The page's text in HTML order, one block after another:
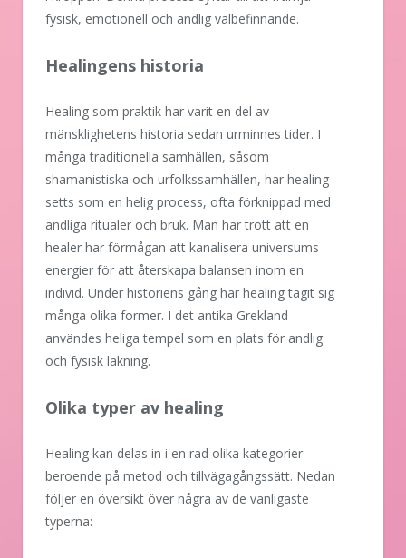
fysisk, emotionell och andlig välbefinnande.
Healingens historia
Healing som praktik har varit en del av
mänsklighetens historia sedan urminnes tider. I
många traditionella samhällen, såsom
shamanistiska och urfolkssamhällen, har healing
setts som en helig process, ofta förknippad med
andliga ritualer och bruk. Man har trott att en
healer har förmågan att kanalisera universums
energier för att återskapa balansen inom en
individ. Under historiens gång har healing tagit sig
många olika former. I det antika Grekland
användes heliga tempel som en plats för andlig
och fysisk läkning.
Olika typer av healing
Healing kan delas in i en rad olika kategorier
beroende på metod och tillvägagångssätt. Nedan
följer en översikt över några av de vanligaste
typerna: